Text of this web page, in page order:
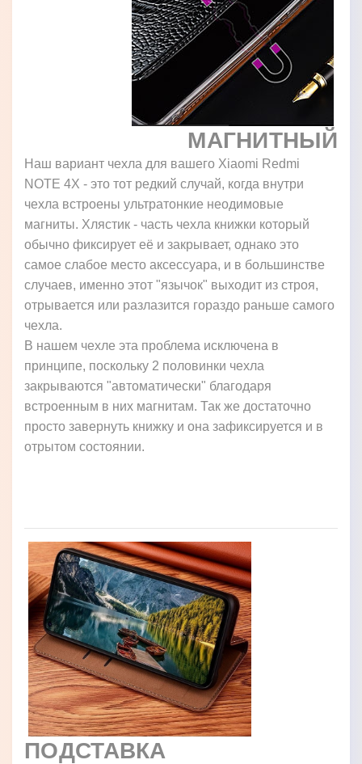
МАГНИТНЫЙ
Наш вариант чехла для вашего Xiaomi Redmi
NOTE 4X - это тот редкий случай, когда внутри
чехла встроены ультратонкие неодимовые
магниты. Хлястик - часть чехла книжки который
обычно фиксирует её и закрывает, однако это
самое слабое место аксессуара, и в большинстве
случаев, именно этот "язычок" выходит из строя,
отрывается или разлазится гораздо раньше самого
чехла.
В нашем чехле эта проблема исключена в
принципе, поскольку 2 половинки чехла
закрываются "автоматически" благодаря
встроенным в них магнитам. Так же достаточно
просто завернуть книжку и она зафиксируется и в
отрытом состоянии.
ПОДСТАВКА